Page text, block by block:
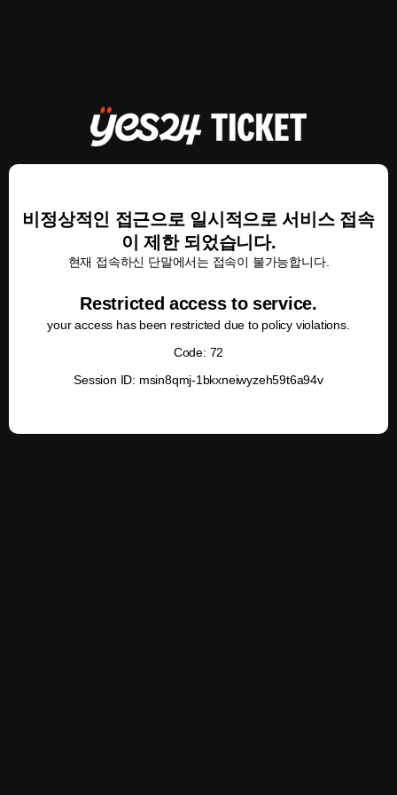
비정상적인 접근으로 일시적으로 서비스 접속
이 제한 되었습니다.
현재 접속하신 단말에서는 접속이 불가능합니다.
Restricted access to service.
your access has been restricted due to policy violations.
Code: 72
Session ID: msin8qmj-1bkxneiwyzeh59t6a94v